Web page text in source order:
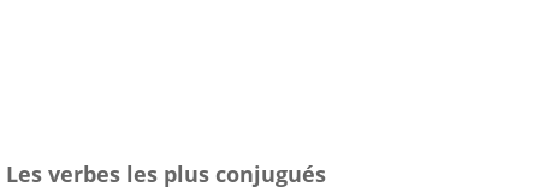
Les verbes les plus conjugués